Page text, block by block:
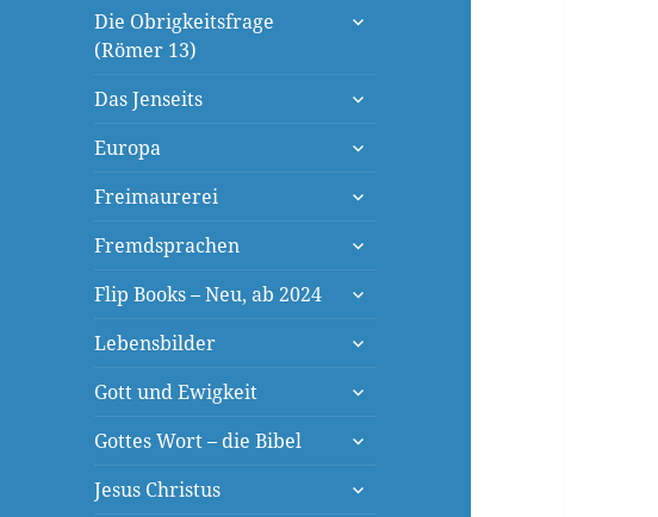
Die Obrigkeitsfrage
(Römer 13)
untermenü
Das Jenseits
untermenü
Europa
untermenü
Freimaurerei
untermenü
Fremdsprachen
untermenü
Flip Books – Neu, ab 2024
untermenü
Lebensbilder
untermenü
Gott und Ewigkeit
untermenü
Gottes Wort – die Bibel
untermenü
Jesus Christus
untermenü